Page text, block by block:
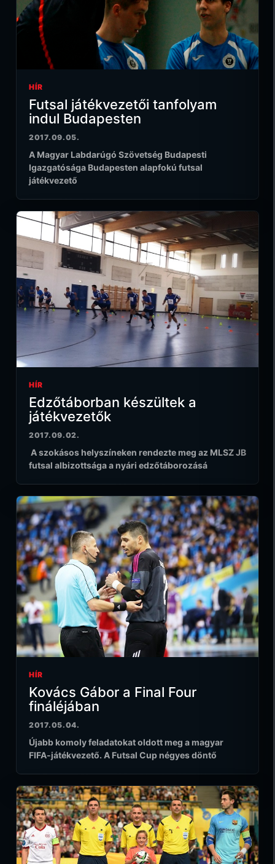
HÍR
Futsal játékvezetői tanfolyam
indul Budapesten
2017.09.05.
A Magyar Labdarúgó Szövetség Budapesti
Igazgatósága Budapesten alapfokú futsal
játékvezető
HÍR
Edzőtáborban készültek a
játékvezetők
2017.09.02.
A szokásos helyszíneken rendezte meg az MLSZ JB
futsal albizottsága a nyári edzőtáborozásá
HÍR
Kovács Gábor a Final Four
fináléjában
2017.05.04.
Újabb komoly feladatokat oldott meg a magyar
FIFA-játékvezető. A Futsal Cup négyes döntő